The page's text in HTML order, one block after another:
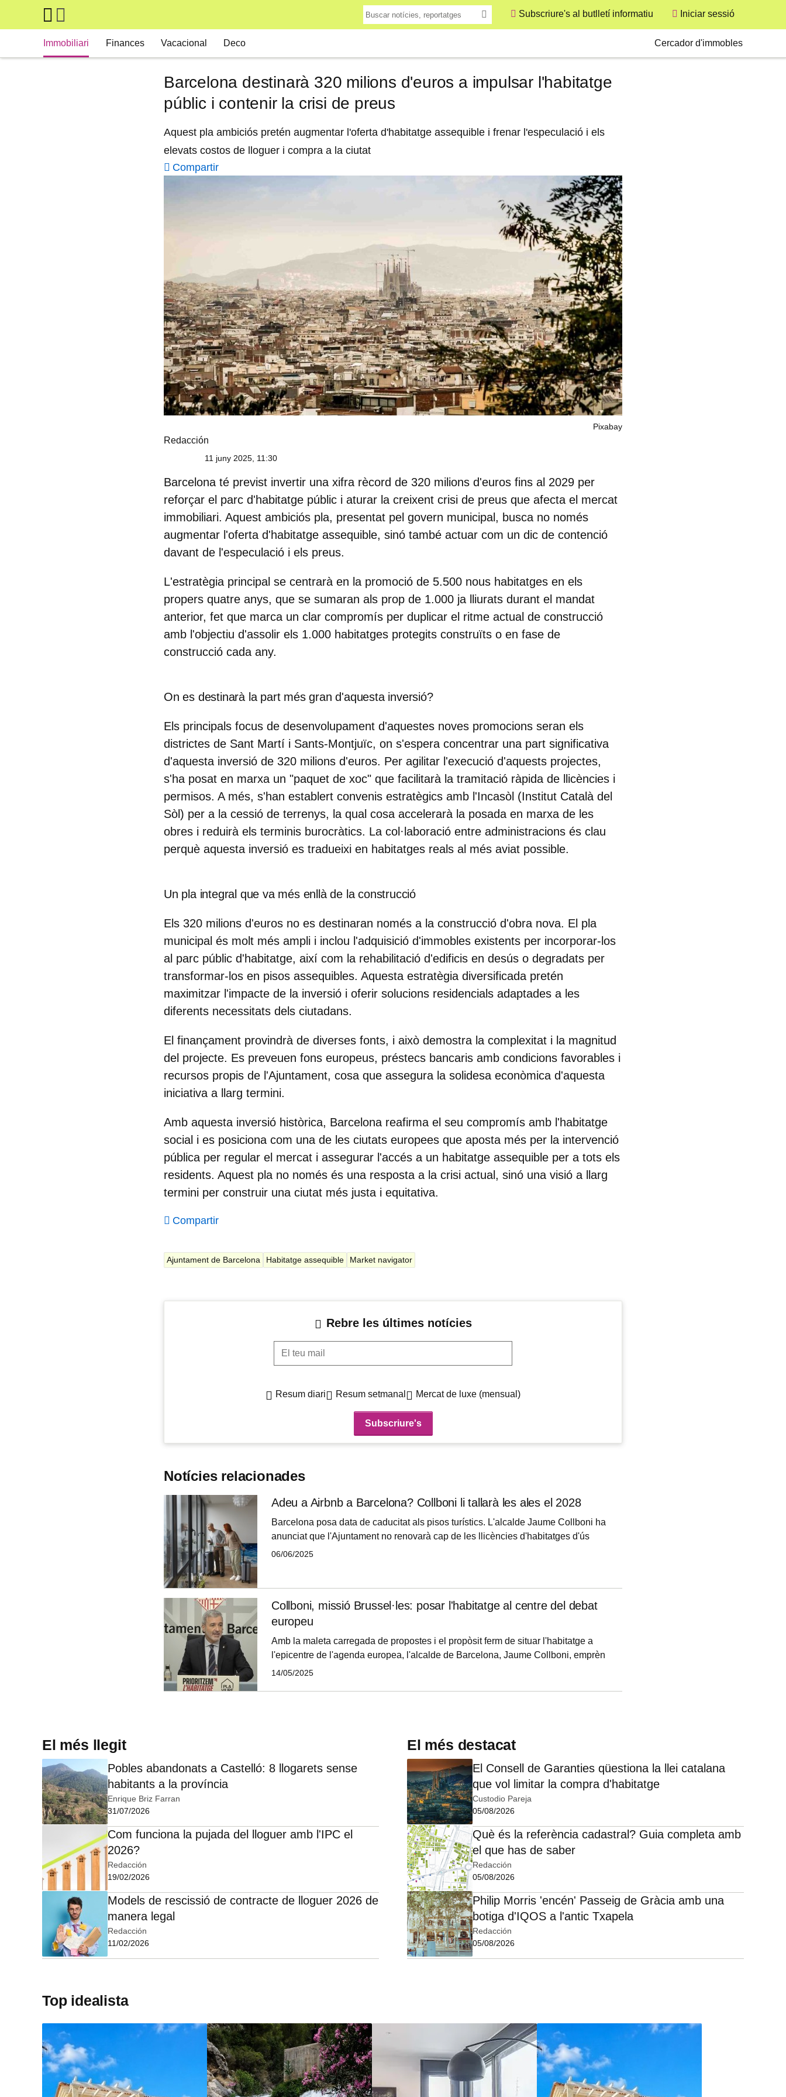
Skip to main content
Subscriure's al butlletí informatiu
User
Iniciar sessió
Immobiliari Finances Vacacional Deco Cercador d'immobles
Barcelona destinarà 320 milions d'euros a impulsar l'habitatge
públic i contenir la crisi de preus
Aquest pla ambiciós pretén augmentar l'oferta d'habitatge assequible i frenar l'especulació i els
elevats costos de lloguer i compra a la ciutat
Compartir
Pixabay
Redacción
11 juny 2025, 11:30
Barcelona té previst invertir una xifra rècord de 320 milions d'euros fins al 2029 per
reforçar el parc d'habitatge públic i aturar la creixent crisi de preus que afecta el mercat
immobiliari. Aquest ambiciós pla, presentat pel govern municipal, busca no només
augmentar l'oferta d'habitatge assequible, sinó també actuar com un dic de contenció
davant de l'especulació i els preus.
L'estratègia principal se centrarà en la promoció de 5.500 nous habitatges en els
propers quatre anys, que se sumaran als prop de 1.000 ja lliurats durant el mandat
anterior, fet que marca un clar compromís per duplicar el ritme actual de construcció
amb l'objectiu d'assolir els 1.000 habitatges protegits construïts o en fase de
construcció cada any.
On es destinarà la part més gran d'aquesta inversió?
Els principals focus de desenvolupament d'aquestes noves promocions seran els
districtes de Sant Martí i Sants-Montjuïc, on s'espera concentrar una part significativa
d'aquesta inversió de 320 milions d'euros. Per agilitar l'execució d'aquests projectes,
s'ha posat en marxa un "paquet de xoc" que facilitarà la tramitació ràpida de llicències i
permisos. A més, s'han establert convenis estratègics amb l'Incasòl (Institut Català del
Sòl) per a la cessió de terrenys, la qual cosa accelerarà la posada en marxa de les
obres i reduirà els terminis burocràtics. La col·laboració entre administracions és clau
perquè aquesta inversió es tradueixi en habitatges reals al més aviat possible.
Un pla integral que va més enllà de la construcció
Els 320 milions d'euros no es destinaran només a la construcció d'obra nova. El pla
municipal és molt més ampli i inclou l'adquisició d'immobles existents per incorporar-los
al parc públic d'habitatge, així com la rehabilitació d'edificis en desús o degradats per
transformar-los en pisos assequibles. Aquesta estratègia diversificada pretén
maximitzar l'impacte de la inversió i oferir solucions residencials adaptades a les
diferents necessitats dels ciutadans.
El finançament provindrà de diverses fonts, i això demostra la complexitat i la magnitud
del projecte. Es preveuen fons europeus, préstecs bancaris amb condicions favorables i
recursos propis de l'Ajuntament, cosa que assegura la solidesa econòmica d'aquesta
iniciativa a llarg termini.
Amb aquesta inversió històrica, Barcelona reafirma el seu compromís amb l'habitatge
social i es posiciona com una de les ciutats europees que aposta més per la intervenció
pública per regular el mercat i assegurar l'accés a un habitatge assequible per a tots els
residents. Aquest pla no només és una resposta a la crisi actual, sinó una visió a llarg
termini per construir una ciutat més justa i equitativa.
Compartir
Ajuntament de Barcelona Habitatge assequible Market navigator
Rebre les últimes notícies
El teu mail
Resum diari Resum setmanal Mercat de luxe (mensual)
Notícies relacionades
Adeu a Airbnb a Barcelona? Collboni li tallarà les ales el 2028
Barcelona posa data de caducitat als pisos turístics. L'alcalde Jaume Collboni ha
anunciat que l'Ajuntament no renovarà cap de les llicències d'habitatges d'ús
turístic (HUT) una vegada expirin el novembre del 2028. La mesura afectarà els
06/06/2025
Collboni, missió Brussel·les: posar l'habitatge al centre del debat
europeu
Amb la maleta carregada de propostes i el propòsit ferm de situar l'habitatge a
l'epicentre de l'agenda europea, l'alcalde de Barcelona, Jaume Collboni, emprèn
aquesta setmana un viatge clau a Brussel·les. Durant els dies 14 i 15 de maig,
14/05/2025
El més llegit
Pobles abandonats a Castelló: 8 llogarets sense
habitants a la província
Enrique Briz Farran
31/07/2026
Com funciona la pujada del lloguer amb l'IPC el
2026?
Redacción
19/02/2026
Models de rescissió de contracte de lloguer 2026 de
manera legal
Redacción
11/02/2026
El més destacat
El Consell de Garanties qüestiona la llei catalana
que vol limitar la compra d'habitatge
Custodio Pareja
05/08/2026
Què és la referència cadastral? Guia completa amb
el que has de saber
Redacción
05/08/2026
Philip Morris 'encén' Passeig de Gràcia amb una
botiga d'IQOS a l'antic Txapela
Redacción
05/08/2026
Top idealista